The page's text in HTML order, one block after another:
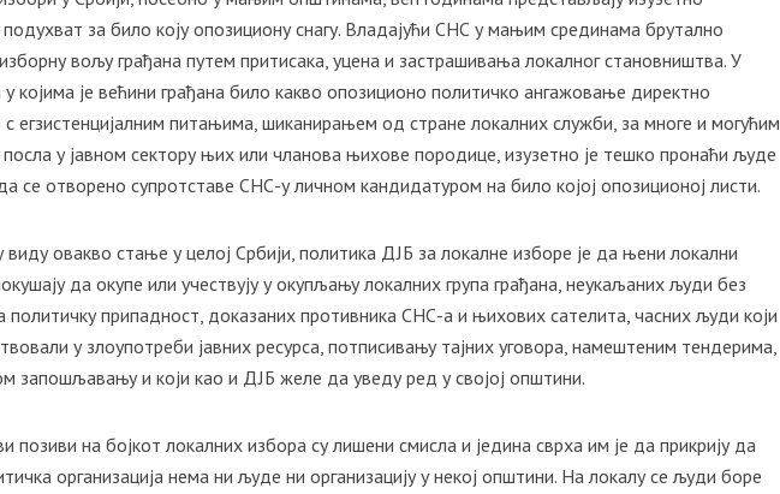
подухват за било коју опозициону снагу. Владајући СНС у мањим срединама брутално
вољу грађана путем притисака, уцена и застрашивања локалног становништва. У
којима је већини грађана било какво опозиционо политичко ангажовање директно
с егзистенцијалним питањима, шиканирањем од стране локалних служби, за многе и могућим
посла у јавном сектору њих или чланова њихове породице, изузетно је тешко пронаћи људе
се отворено супротставе СНС-у личном кандидатуром на било којој опозиционој листи.
виду овакво стање у целој Србији, политика ДЈБ за локалне изборе је да њени локални
да окупе или учествују у окупљању локалних група грађана, неукаљаних људи без
политичку припадност, доказаних противника СНС-а и њихових сателита, часних људи који
у злоупотреби јавних ресурса, потписивању тајних уговора, намештеним тендерима,
запошљавању и који као и ДЈБ желе да уведу ред у својој општини.
позиви на бојкот локалних избора су лишени смисла и једина сврха им је да прикрију да
организација нема ни људе ни организацију у некој општини. На локалу се људи боре